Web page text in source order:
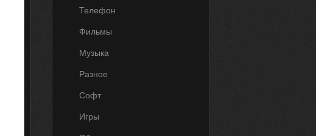
Телефон
Фильмы
Музыка
Разное
Софт
Игры